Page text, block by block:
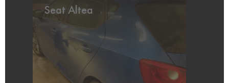
Seat Altea